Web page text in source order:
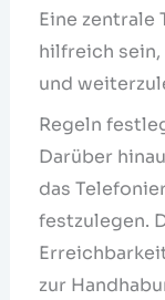
Eine zentrale
hilfreich sein,
und
Regeln
Darüber
das
festzulegen.
zur